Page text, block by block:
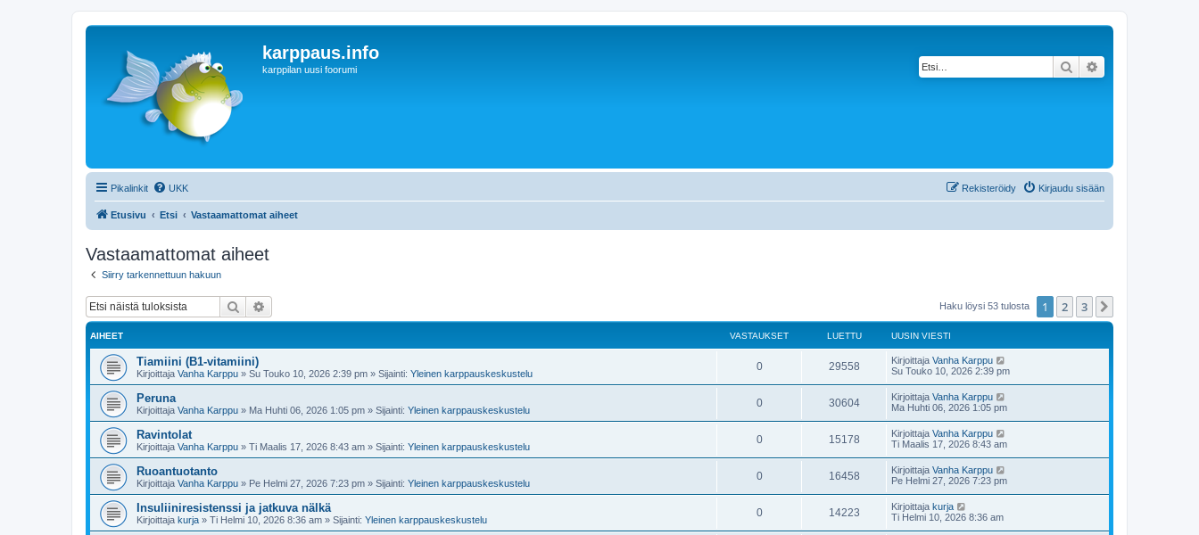
karppaus.info
karppilan uusi foorumi Etsi
Pikalinkit UKK Kirjaudu sisään
Rekisteröidy
Etusivu Etsi Vastaamattomat aiheet
Vastaamattomat aiheet
Siirry tarkennettuun hakuun
Etsi Haku löysi 53 tulosta 1 2 3
AIHEET VASTAUKSET LUETTU UUSIN VIESTI
Tiamiini (B1-vitamiini)
Kirjoittaja Vanha Karppu » Su Touko 10, 2026 2:39 pm » Sijainti: Yleinen karppauskeskustelu
0 29558 Kirjoittaja Vanha Karppu
Su Touko 10, 2026 2:39 pm
Peruna
Kirjoittaja Vanha Karppu » Ma Huhti 06, 2026 1:05 pm » Sijainti: Yleinen karppauskeskustelu
0 30604 Kirjoittaja Vanha Karppu
Ma Huhti 06, 2026 1:05 pm
Ravintolat
Kirjoittaja Vanha Karppu » Ti Maalis 17, 2026 8:43 am » Sijainti: Yleinen karppauskeskustelu
0 15178 Kirjoittaja Vanha Karppu
Ti Maalis 17, 2026 8:43 am
Ruoantuotanto
Kirjoittaja Vanha Karppu » Pe Helmi 27, 2026 7:23 pm » Sijainti: Yleinen karppauskeskustelu
0 16458 Kirjoittaja Vanha Karppu
Pe Helmi 27, 2026 7:23 pm
Insuliiniresistenssi ja jatkuva nälkä
Kirjoittaja kurja » Ti Helmi 10, 2026 8:36 am » Sijainti: Yleinen karppauskeskustelu
0 14223 Kirjoittaja kurja
Ti Helmi 10, 2026 8:36 am